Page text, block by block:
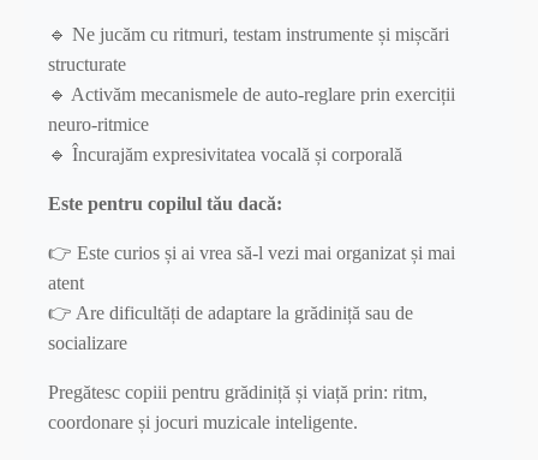
🔹 Ne jucăm cu ritmuri, testam instrumente și mișcări
structurate
🔹 Activăm mecanismele de auto-reglare prin exerciții
neuro-ritmice
🔹 Încurajăm expresivitatea vocală și corporală
Este pentru copilul tău dacă:
👉 Este curios și ai vrea să-l vezi mai organizat și mai
atent
👉 Are dificultăți de adaptare la grădiniță sau de
socializare
Pregătesc copiii pentru grădiniță și viață prin: ritm,
coordonare și jocuri muzicale inteligente.